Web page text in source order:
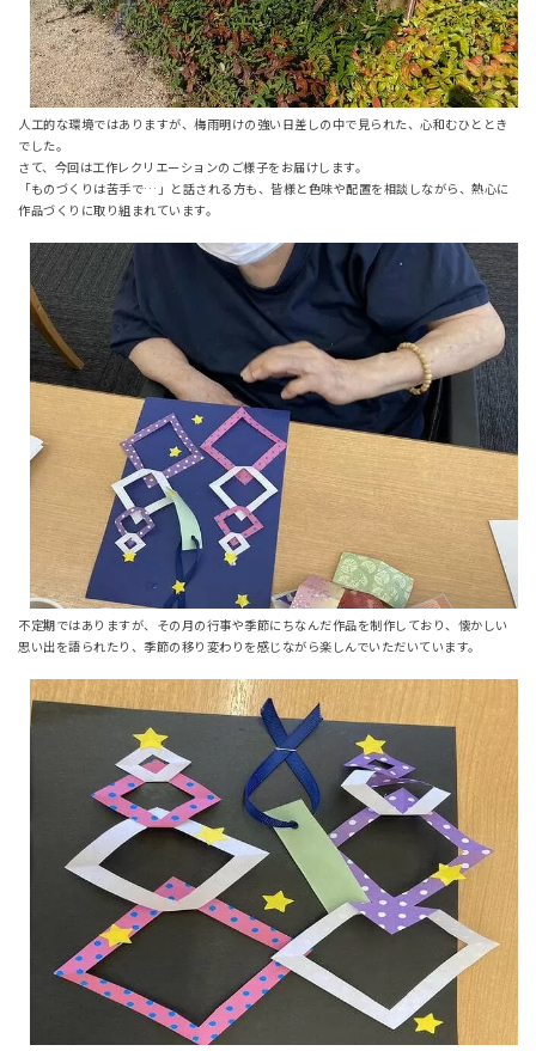
人工的な環境ではありますが、梅雨明けの強い日差しの中で見られた、心和むひととき
でした。
さて、今回は工作レクリエーションのご様子をお届けします。
「ものづくりは苦手で…」と話される方も、皆様と色味や配置を相談しながら、熱心に
作品づくりに取り組まれています。
不定期ではありますが、その月の行事や季節にちなんだ作品を制作しており、懐かしい
思い出を語られたり、季節の移り変わりを感じながら楽しんでいただいています。